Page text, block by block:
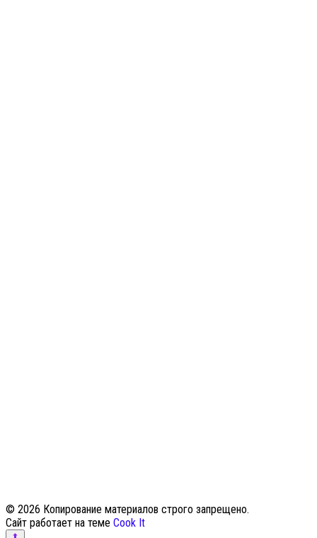
© 2026 Копирование материалов строго запрещено.
Сайт работает на теме Cook It